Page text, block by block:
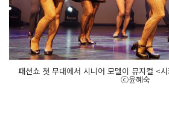
패션쇼 첫 무대에서 시니어 모델이 뮤지컬 <
ⓒ윤혜숙